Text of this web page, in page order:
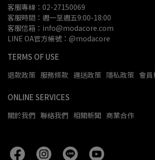
客服專線：02-27150069
客服時間：週一至週五9:00-18:00
客服信箱：info@modacore.com
LINE OA官方帳號：@modacore
TERMS OF USE
退款政策 服務條款 運送政策 隱私政策 會員
ONLINE SERVICES
關於我們 聯絡我們 相關新聞 商業合作